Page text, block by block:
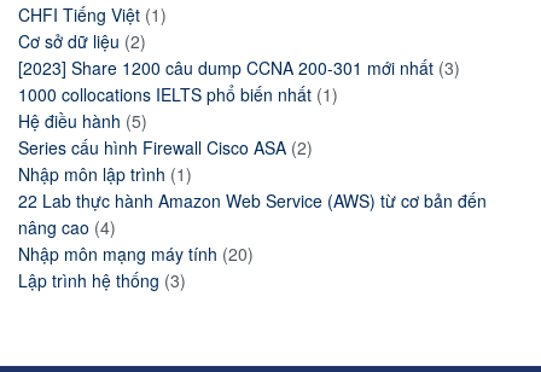
CHFI Tiếng Việt (1)
Cơ sở dữ liệu (2)
[2023] Share 1200 câu dump CCNA 200-301 mới nhất (3)
1000 collocations IELTS phổ biến nhất (1)
Hệ điều hành (5)
Series cấu hình Firewall Cisco ASA (2)
Nhập môn lập trình (1)
22 Lab thực hành Amazon Web Service (AWS) từ cơ bản đến
nâng cao (4)
Nhập môn mạng máy tính (20)
Lập trình hệ thống (3)